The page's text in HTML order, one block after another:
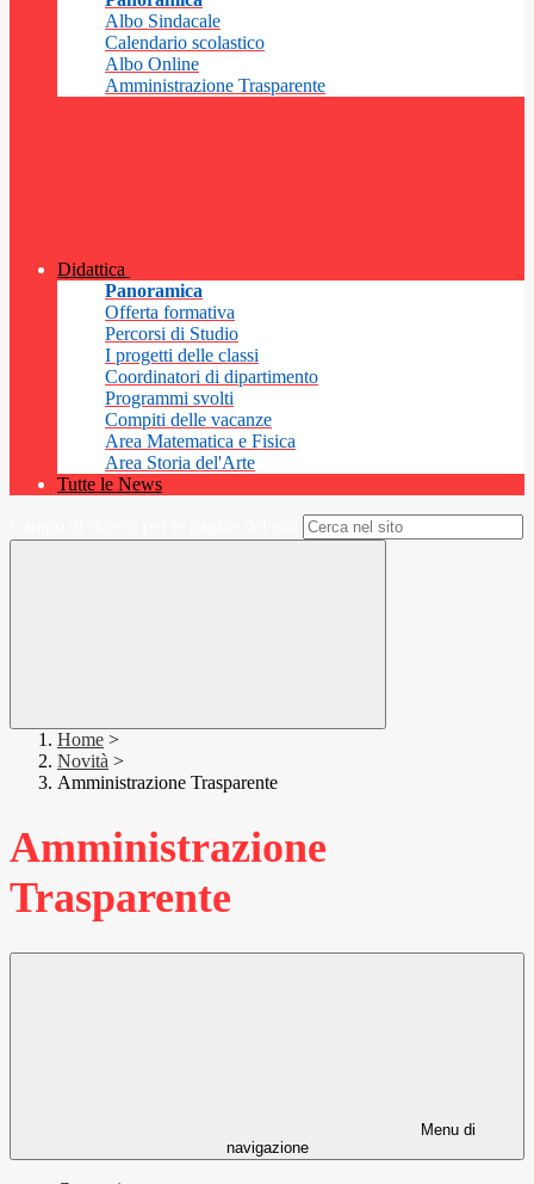
Albo Sindacale
Calendario scolastico
Albo Online
Amministrazione Trasparente
Didattica
Panoramica
Offerta formativa
Percorsi di Studio
I progetti delle classi
Coordinatori di dipartimento
Programmi svolti
Compiti delle vacanze
Area Matematica e Fisica
Area Storia del'Arte
Tutte le News
Home >
Novità >
Amministrazione Trasparente
Amministrazione
Trasparente
Menu di
navigazione